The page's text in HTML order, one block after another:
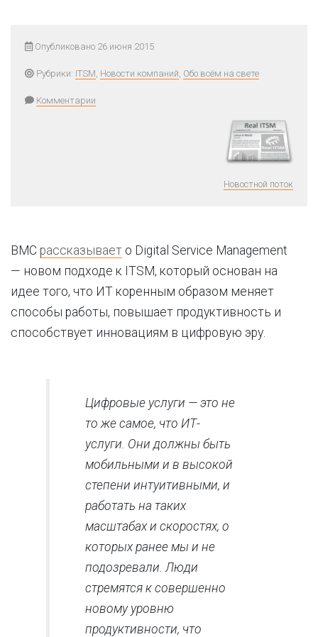
Опубликовано 26 июня 2015
Рубрики: ITSM, Новости компаний, Обо всём на свете
Комментарии
Новостной поток
BMC рассказывает о Digital Service Management
— новом подходе к ITSM, который основан на
идее того, что ИТ коренным образом меняет
способы работы, повышает продуктивность и
способствует инновациям в цифровую эру.
Цифровые услуги — это не
то же самое, что ИТ-
услуги. Они должны быть
мобильными и в высокой
степени интуитивными, и
работать на таких
масштабах и скоростях, о
которых ранее мы и не
подозревали. Люди
стремятся к совершенно
новому уровню
продуктивности, что